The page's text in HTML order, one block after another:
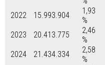
2022
15.993.904
1,93
%
2023
20.413.775
2,46
%
2024
21.434.334
2,58
%